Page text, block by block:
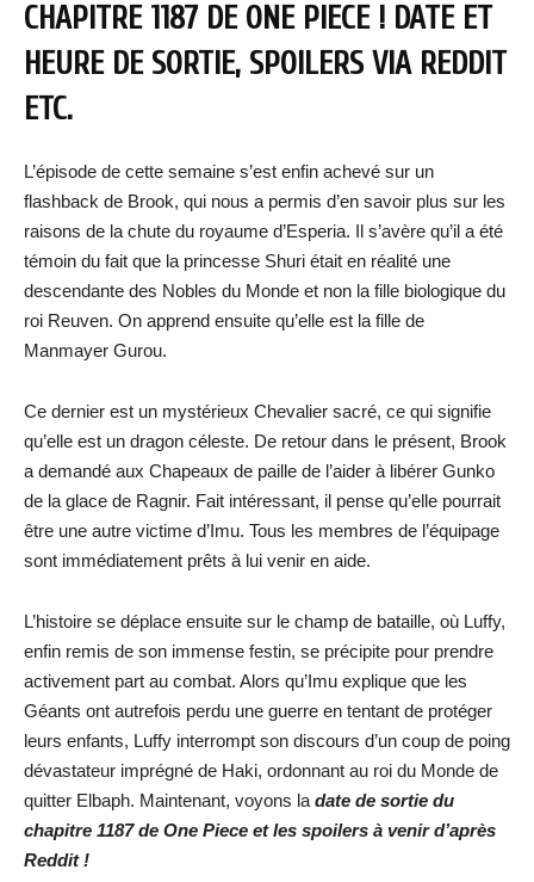
CHAPITRE 1187 DE ONE PIECE ! DATE ET
HEURE DE SORTIE, SPOILERS VIA REDDIT
ETC.
L’épisode de cette semaine s’est enfin achevé sur un
flashback de Brook, qui nous a permis d’en savoir plus sur les
raisons de la chute du royaume d’Esperia. Il s’avère qu’il a été
témoin du fait que la princesse Shuri était en réalité une
descendante des Nobles du Monde et non la fille biologique du
roi Reuven. On apprend ensuite qu’elle est la fille de
Manmayer Gurou.
Ce dernier est un mystérieux Chevalier sacré, ce qui signifie
qu’elle est un dragon céleste. De retour dans le présent, Brook
a demandé aux Chapeaux de paille de l’aider à libérer Gunko
de la glace de Ragnir. Fait intéressant, il pense qu’elle pourrait
être une autre victime d’Imu. Tous les membres de l’équipage
sont immédiatement prêts à lui venir en aide.
L’histoire se déplace ensuite sur le champ de bataille, où Luffy,
enfin remis de son immense festin, se précipite pour prendre
activement part au combat. Alors qu’Imu explique que les
Géants ont autrefois perdu une guerre en tentant de protéger
leurs enfants, Luffy interrompt son discours d’un coup de poing
dévastateur imprégné de Haki, ordonnant au roi du Monde de
quitter Elbaph. Maintenant, voyons la date de sortie du
chapitre 1187 de One Piece et les spoilers à venir d’après
Reddit !